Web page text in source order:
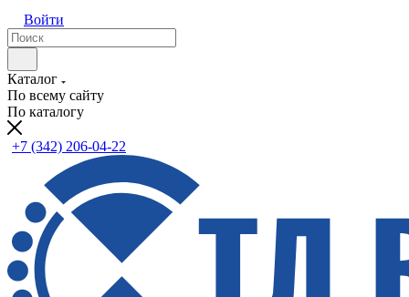
Войти
Каталог
По всему сайту
По каталогу
+7 (342) 206-04-22